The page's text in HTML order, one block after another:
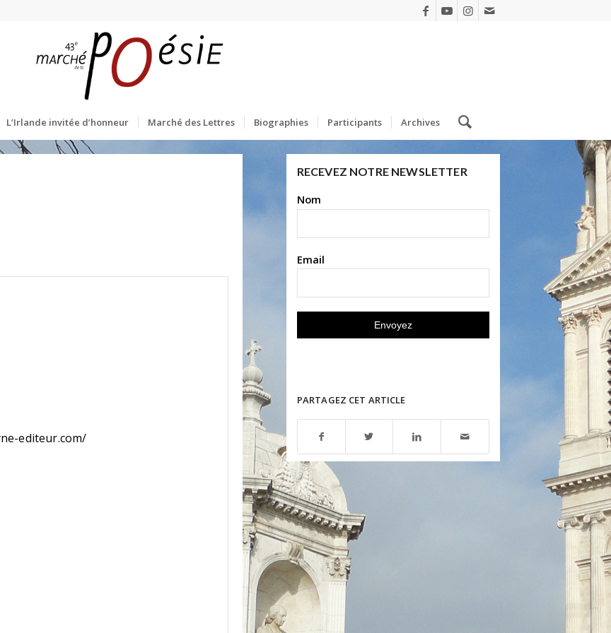
L’Irlande invitée d’honneur Marché des Lettres Biographies Participants Archives
editeur.com/
RECEVEZ NOTRE NEWSLETTER
Nom
Email
PARTAGEZ CET ARTICLE